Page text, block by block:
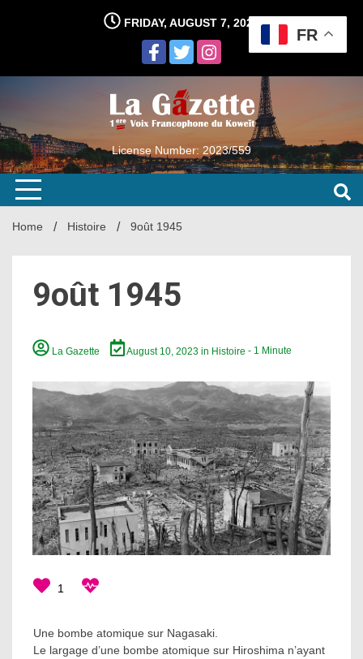
FRIDAY, AUGUST 7, 2026
License Number: 2023/559
Home Histoire 9oût 1945
9oût 1945
La Gazette August 10, 2023in Histoire - 1 Minute
1
Une bombe atomique sur Nagasaki.
Le largage d’une bombe atomique sur Hiroshima n’ayant
FR